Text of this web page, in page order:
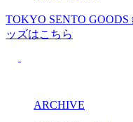
TOKYO SENTO GOODS
ッズはこちら
ARCHIVE